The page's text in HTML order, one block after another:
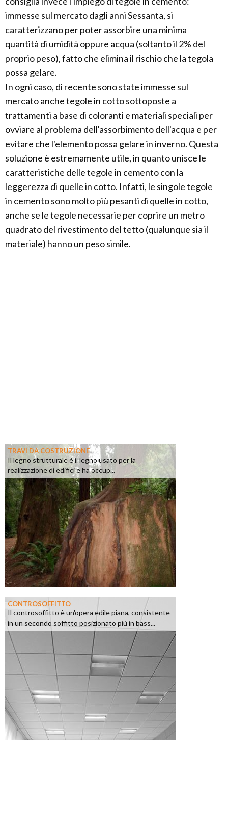
immesse sul mercato dagli anni Sessanta, si
caratterizzano per poter assorbire una minima
quantità di umidità oppure acqua (soltanto il 2% del
proprio peso), fatto che elimina il rischio che la tegola
possa gelare.
In ogni caso, di recente sono state immesse sul
mercato anche tegole in cotto sottoposte a
trattamenti a base di coloranti e materiali speciali per
ovviare al problema dell'assorbimento dell'acqua e per
evitare che l'elemento possa gelare in inverno. Questa
soluzione è estremamente utile, in quanto unisce le
caratteristiche delle tegole in cemento con la
leggerezza di quelle in cotto. Infatti, le singole tegole
in cemento sono molto più pesanti di quelle in cotto,
anche se le tegole necessarie per coprire un metro
quadrato del rivestimento del tetto (qualunque sia il
materiale) hanno un peso simile.
TRAVI DA COSTRUZIONE
Il legno strutturale è il legno usato per la
realizzazione di edifici e ha occup...
CONTROSOFFITTO
Il controsoffitto è un'opera edile piana, consistente
in un secondo soffitto posizionato più in bass...